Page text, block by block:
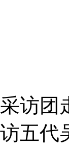
采访团
访五代